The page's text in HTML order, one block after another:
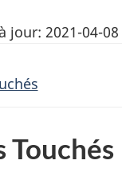
jour: 2021-04-08
Touchés